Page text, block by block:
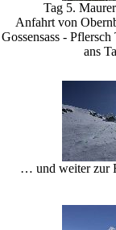
Tag 5.
Anfahrt von
Gossensass -
ans
… und weiter zur